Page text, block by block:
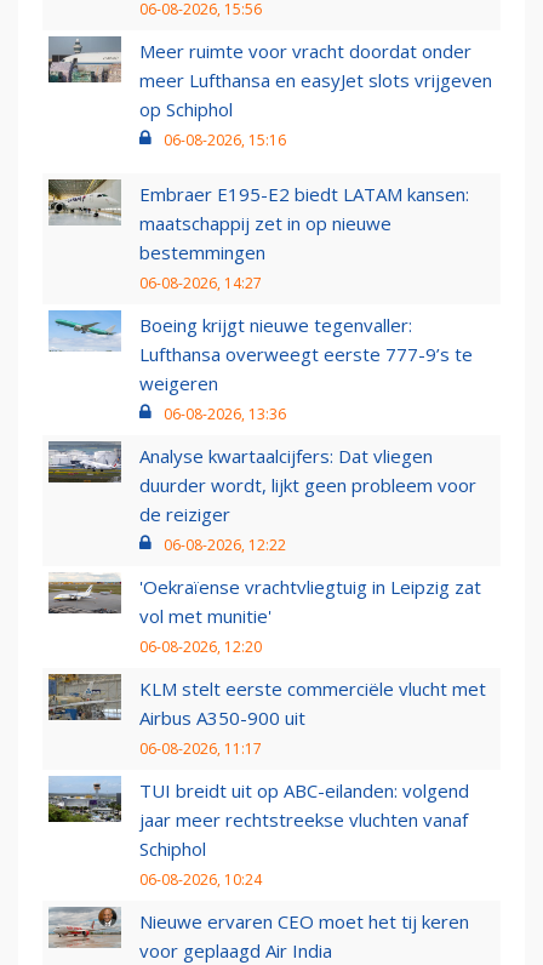
06-08-2026, 15:56
Meer ruimte voor vracht doordat onder
meer Lufthansa en easyJet slots vrijgeven
op Schiphol
06-08-2026, 15:16
Embraer E195-E2 biedt LATAM kansen:
maatschappij zet in op nieuwe
bestemmingen
06-08-2026, 14:27
Boeing krijgt nieuwe tegenvaller:
Lufthansa overweegt eerste 777-9’s te
weigeren
06-08-2026, 13:36
Analyse kwartaalcijfers: Dat vliegen
duurder wordt, lijkt geen probleem voor
de reiziger
06-08-2026, 12:22
'Oekraïense vrachtvliegtuig in Leipzig zat
vol met munitie'
06-08-2026, 12:20
KLM stelt eerste commerciële vlucht met
Airbus A350-900 uit
06-08-2026, 11:17
TUI breidt uit op ABC-eilanden: volgend
jaar meer rechtstreekse vluchten vanaf
Schiphol
06-08-2026, 10:24
Nieuwe ervaren CEO moet het tij keren
voor geplaagd Air India